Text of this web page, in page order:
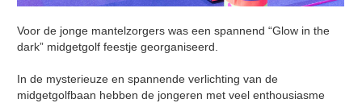
Voor de jonge mantelzorgers was een spannend “Glow in the
dark” midgetgolf feestje georganiseerd.
In de mysterieuze en spannende verlichting van de
midgetgolfbaan hebben de jongeren met veel enthousiasme